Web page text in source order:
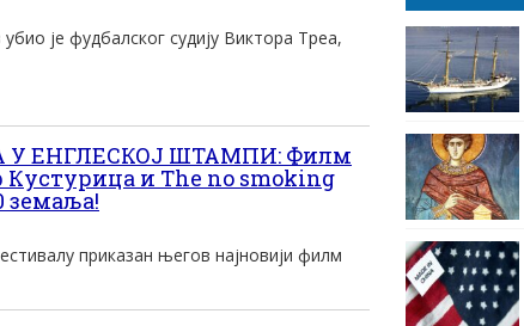
jе фудбалског судиjу Виктора Tреа,
ЕНГЛЕСКОЈ ШТАМПИ: Филм
и The no smoking
земаља!
приказан његов најновији филм